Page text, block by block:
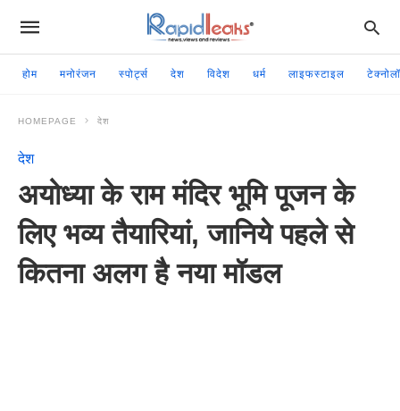
होम मनोरंजन स्पोर्ट्स देश विदेश धर्म लाइफस्टाइल
HOMEPAGE देश
देश
अयोध्या के राम मंदिर भूमि पूजन के
लिए भव्य तैयारियां, जानिये पहले से
कितना अलग है नया मॉडल